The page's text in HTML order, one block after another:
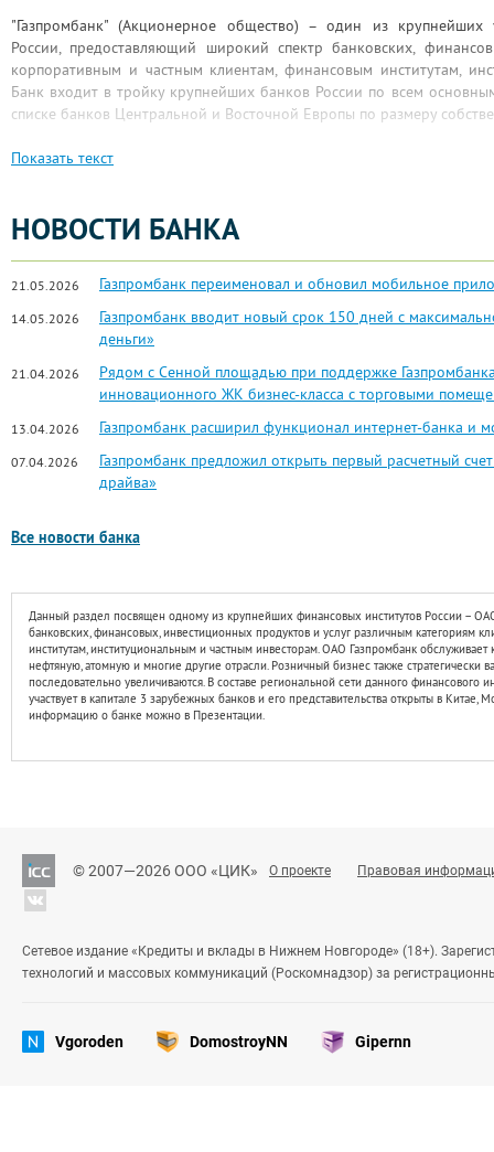
"Газпромбанк" (Акционерное общество) – один из крупнейших
России, предоставляющий широкий спектр банковских,
корпоративным и частным клиентам, финансовым институтам,
Банк входит в тройку крупнейших банков России по всем
списке банков Центральной и Восточной Европы по размеру
Банк обслуживает ключевые отрасли российской экономики –
Розничный бизнес также является стратегически важным
последовательно увеличиваются. Частным клиентам предлагается
депозиты, расчетные операции, электронные банковские карты и
Газпромбанк занимает сильные позиции на отечественном и
управлению активами, в сфере частного банковского
других областях инвестиционного банкинга.
В настоящее время Газпромбанк участвует в капитале банков,
(Монголия) и Нью-Дели (Индия).
Южно-Сахалинска. Общее число офисов, предоставляющих
превышает 350.
Газпромбанк является членом Российского национального
Показать текст
НОВОСТИ БАНКА
21.05.2026 Газпромбанк переименовал и обновил мобильное
14.05.2026
Газпромбанк вводит новый срок 150 дней с
деньги»
21.04.2026
Рядом с Сенной площадью при поддержке Газпромбанка
инновационного ЖК бизнес-класса с торговыми
13.04.2026 Газпромбанк расширил функционал интернет-банка и
07.04.2026
Газпромбанк предложил открыть первый расчетный
драйва»
Все новости банка
Данный раздел посвящен одному из крупнейших финансовых институтов России –
банковских, финансовых, инвестиционных продуктов и услуг различным категориям
институтам, институциональным и частным инвесторам. ОАО Газпромбанк
нефтяную, атомную и многие другие отрасли. Розничный бизнес также
последовательно увеличиваются. В составе региональной сети данного финансового
участвует в капитале 3 зарубежных банков и его представительства открыты в
информацию о банке можно в Презентации.
© 2007—2026 ООО «ЦИК» О проекте Правовая
Сетевое издание «Кредиты и вклады в Нижнем Новгороде» (18+).
технологий и массовых коммуникаций (Роскомнадзор) за
Vgoroden DomostroyNN Gipernn